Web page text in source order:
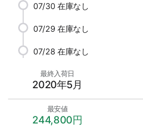
07/30 在庫なし
07/29 在庫なし
07/28 在庫なし
最終入荷日
2020年5月
最安値
244,800円